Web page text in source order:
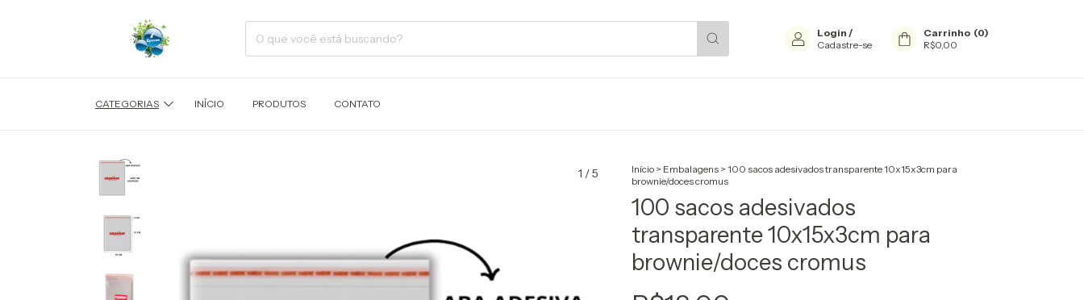
Login /
Cadastre-se
Carrinho (0)
R$0,00
CATEGORIAS INÍCIO PRODUTOS CONTATO
1 /5 Início > Embalagens > 100 sacos adesivados transparente 10x15x3cm para
brownie/doces cromus
100 sacos adesivados
transparente 10x15x3cm para
brownie/doces cromus